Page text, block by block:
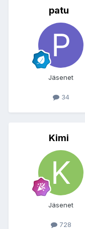
patu
Jäsenet
34
Kimi
Jäsenet
728